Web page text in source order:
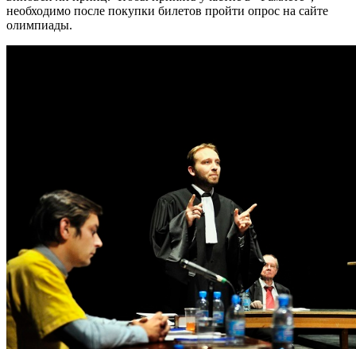
необходимо после покупки билетов пройти опрос на сайте
олимпиады.